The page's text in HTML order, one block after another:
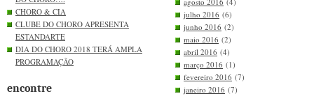
CHORO & CIA
CLUBE DO CHORO APRESENTA
ESTANDARTE
DIA DO CHORO 2018 TERÁ AMPLA
PROGRAMAÇÃO
encontre
julho 2016 (6)
junho 2016 (2)
maio 2016 (2)
abril 2016 (4)
março 2016 (1)
fevereiro 2016 (7)
janeiro 2016 (7)